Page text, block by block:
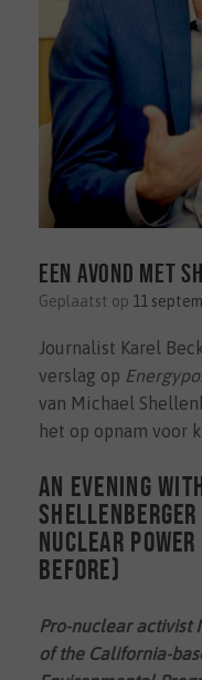
Een avond met
Geplaatst op 11
Journalist Karel
verslag op
van Michael
het op opnam voor
An evening
nuclear power
before)
Pro-nuclear activist
of the California-